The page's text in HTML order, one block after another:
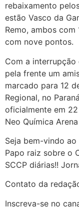
rebaixamento
estão Vasco da
Remo, ambos com
com nove pontos.
Com a
pela frente um
marcado para 12
Regional, no
oficialmente em
Neo Química
Seja bem-vindo
Papo raiz sobre o
SCCP diárias!!
Contato da
Inscreva-se no